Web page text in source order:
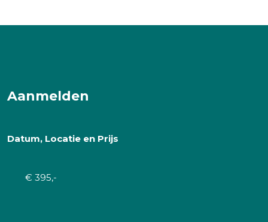
Aanmelden
Datum, Locatie en Prijs
€ 395,-